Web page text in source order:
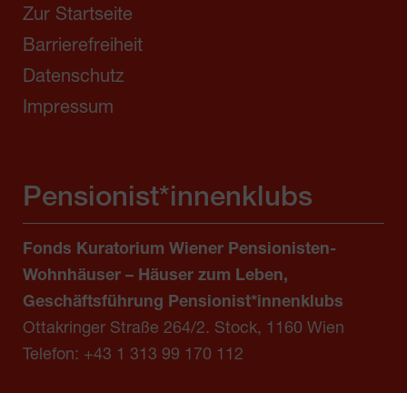
Zur Startseite
Barrierefreiheit
Datenschutz
Impressum
Pensionist*innenklubs
Fonds Kuratorium Wiener Pensionisten-
Wohnhäuser – Häuser zum Leben,
Geschäftsführung Pensionist*innenklubs
Ottakringer Straße 264/2. Stock, 1160 Wien
Telefon: +43 1 313 99 170 112